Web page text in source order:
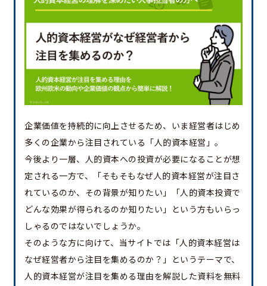
企業価値を持続的に向上させるため、いま経営者はじめ
多くの企業から注目されている「人的資本経営」。
今後より一層、人的資本への投資が必要になることが想
定される一方で、「そもそもなぜ人的資本経営が注目さ
れているのか、その背景が知りたい」「人的資本投資で
どんな効果が得られるのか知りたい」という方もいらっ
しゃるのではないでしょうか。
そのような方に向けて、当サイトでは「人的資本経営は
なぜ経営者から注目を集めるのか？」というテーマで、
人的資本経営が注目を集める理由を解説した資料を無料